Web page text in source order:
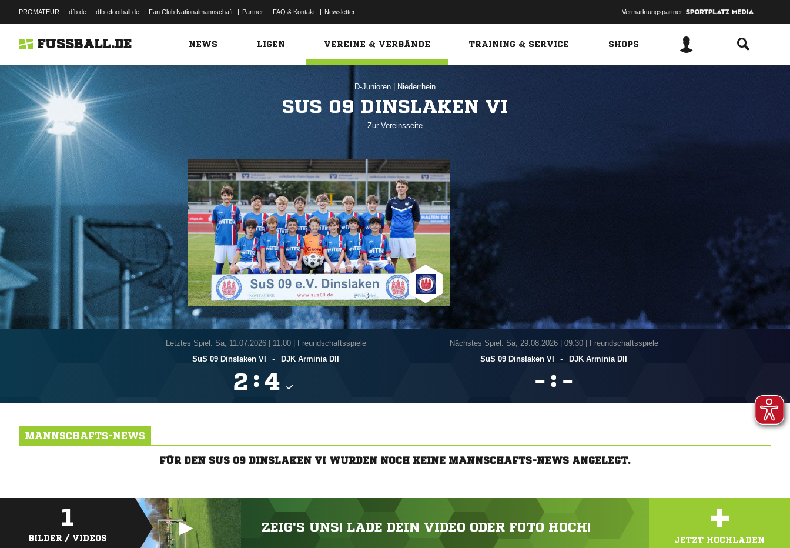
PROMATEUR | dfb.de | dfb-efootball.de | Fan Club Nationalmannschaft | Partner | FAQ & Kontakt | Newsletter Vermarktungspartner:
FUSSBALL.DE NEWS LIGEN VEREINE & VERBÄNDE TRAINING & SERVICE SHOPS
D-Junioren Niederrhein
SUS 09 DINSLAKEN VI
Zur Vereinsseite
Letztes Spiel: Sa, 11.07.2026| 11:00 | Freundschaftsspiele
SuS 09 Dinslaken VI
- DJK Arminia DII
 : 
Nächstes Spiel: Sa, 29.08.2026| 09:30 | Freundschaftsspiele
SuS 09 Dinslaken VI
- DJK Arminia DII
 : 
MANNSCHAFTS-NEWS
FÜR DEN SUS 09 DINSLAKEN VI WURDEN NOCH KEINE MANNSCHAFTS-NEWS ANGELEGT.
1
BILDER / VIDEOS
ZEIG'S UNS! LADE DEIN VIDEO ODER FOTO HOCH! +
JETZT HOCHLADEN